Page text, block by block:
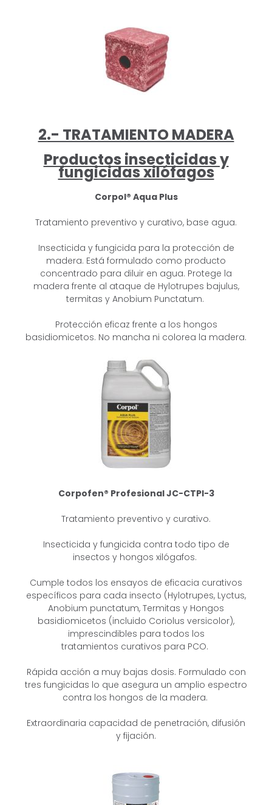
2.- TRATAMIENTO MADERA
Productos insecticidas y
fungicidas xilófagos
Corpol® Aqua Plus
Tratamiento preventivo y curativo, base agua.
Insecticida y fungicida para la protección de
madera. Está formulado como producto
concentrado para diluir en agua. Protege la
madera frente al ataque de Hylotrupes bajulus,
termitas y Anobium Punctatum.
Protección eficaz frente a los hongos
basidiomicetos. No mancha ni colorea la madera.
Corpofen® Profesional JC-CTPI-3
Tratamiento preventivo y curativo.
Insecticida y fungicida contra todo tipo de
insectos y hongos xilógafos.
Cumple todos los ensayos de eficacia curativos
específicos para cada insecto (Hylotrupes, Lyctus,
Anobium punctatum, Termitas y Hongos
basidiomicetos (incluido Coriolus versicolor),
imprescindibles para todos los
tratamientos curativos para PCO.
Rápida acción a muy bajas dosis. Formulado con
tres fungicidas lo que asegura un amplio espectro
contra los hongos de la madera.
Extraordinaria capacidad de penetración, difusión
y fijación.